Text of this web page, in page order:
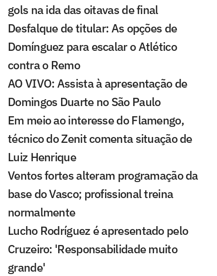
gols na ida das oitavas de final
Desfalque de titular: As opções de
Domínguez para escalar o Atlético
contra o Remo
AO VIVO: Assista à apresentação de
Domingos Duarte no São Paulo
Em meio ao interesse do Flamengo,
técnico do Zenit comenta situação de
Luiz Henrique
Ventos fortes alteram programação da
base do Vasco; profissional treina
normalmente
Lucho Rodríguez é apresentado pelo
Cruzeiro: 'Responsabilidade muito
grande'